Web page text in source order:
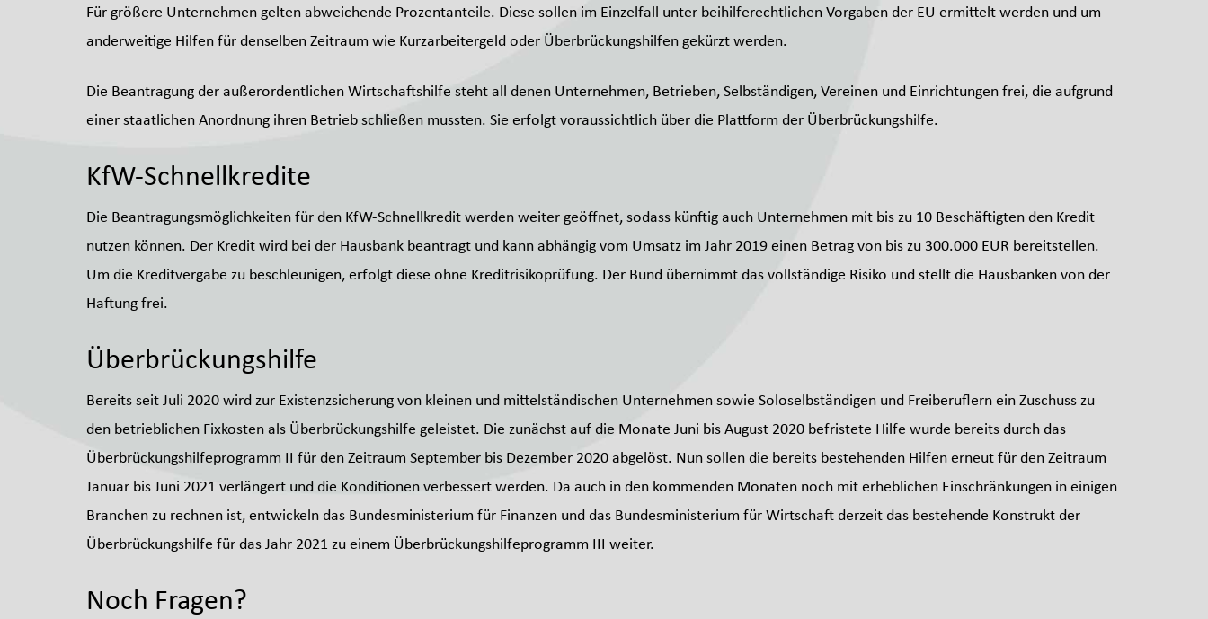
Für größere Unternehmen gelten abweichende Prozentanteile. Diese sollen im Einzelfall unter beihilferechtlichen Vorgaben der EU ermittelt werden und um
anderweitige Hilfen für denselben Zeitraum wie Kurzarbeitergeld oder Überbrückungshilfen gekürzt werden.
Die Beantragung der außerordentlichen Wirtschaftshilfe steht all denen Unternehmen, Betrieben, Selbständigen, Vereinen und Einrichtungen frei, die aufgrund
einer staatlichen Anordnung ihren Betrieb schließen mussten. Sie erfolgt voraussichtlich über die Plattform der Überbrückungshilfe.
KfW-Schnellkredite
Die Beantragungsmöglichkeiten für den KfW-Schnellkredit werden weiter geöffnet, sodass künftig auch Unternehmen mit bis zu 10 Beschäftigten den Kredit
nutzen können. Der Kredit wird bei der Hausbank beantragt und kann abhängig vom Umsatz im Jahr 2019 einen Betrag von bis zu 300.000 EUR bereitstellen.
Um die Kreditvergabe zu beschleunigen, erfolgt diese ohne Kreditrisikoprüfung. Der Bund übernimmt das vollständige Risiko und stellt die Hausbanken von der
Haftung frei.
Überbrückungshilfe
Bereits seit Juli 2020 wird zur Existenzsicherung von kleinen und mittelständischen Unternehmen sowie Soloselbständigen und Freiberuflern ein Zuschuss zu
den betrieblichen Fixkosten als Überbrückungshilfe geleistet. Die zunächst auf die Monate Juni bis August 2020 befristete Hilfe wurde bereits durch das
Überbrückungshilfeprogramm II für den Zeitraum September bis Dezember 2020 abgelöst. Nun sollen die bereits bestehenden Hilfen erneut für den Zeitraum
Januar bis Juni 2021 verlängert und die Konditionen verbessert werden. Da auch in den kommenden Monaten noch mit erheblichen Einschränkungen in einigen
Branchen zu rechnen ist, entwickeln das Bundesministerium für Finanzen und das Bundesministerium für Wirtschaft derzeit das bestehende Konstrukt der
Überbrückungshilfe für das Jahr 2021 zu einem Überbrückungshilfeprogramm III weiter.
Noch Fragen?